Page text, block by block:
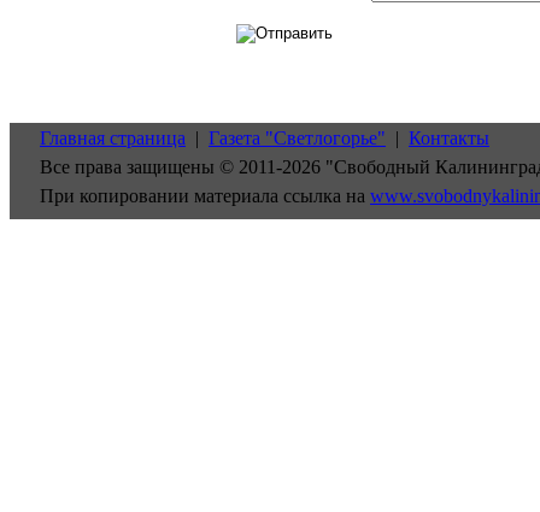
Главная страница | Газета "Светлогорье" | Контакты
Все права защищены © 2011-2026 "Свободный
При копировании материала ссылка на